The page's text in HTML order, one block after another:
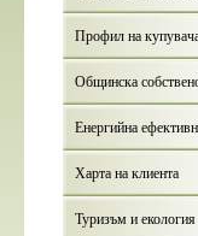
Профил на
Общинска
Енергийна
Харта на клиента
Туризъм и екология